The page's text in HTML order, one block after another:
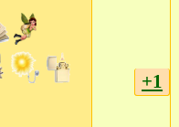
+1